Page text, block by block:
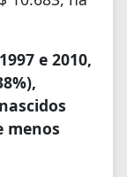
e 2010,
menos